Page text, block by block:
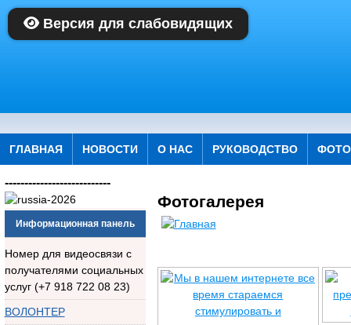
ГЛАВНАЯ НОВОСТИ О НАС РУКОВОДСТВО
---------------------------
Информационная панель
Номер для видеосвязи с
получателями социальных
услуг (+7 918 722 08 23)
ВОЛОНТЕР
Фотогалерея
Версия для слабовидящих